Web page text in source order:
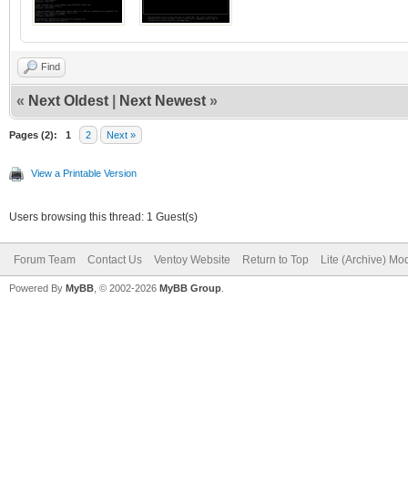
Find
« Next Oldest Next Newest »
Pages (2): 1 2 Next »
View a Printable Version
Users browsing this thread: 1 Guest(s)
Forum Team Contact Us Ventoy Website Return to Top Lite (Archive)
Powered By MyBB , © 2002-2026 MyBB Group